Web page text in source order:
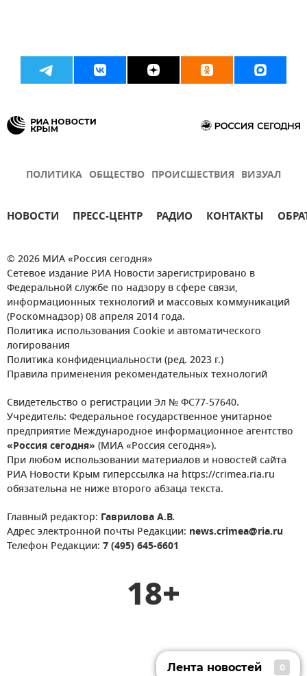
ПОЛИТИКА ОБЩЕСТВО ПРОИСШЕСТВИЯ ВИЗУАЛ
НОВОСТИ ПРЕСС-ЦЕНТР РАДИО КОНТАКТЫ
© 2026 МИА «Россия сегодня»
Сетевое издание РИА Новости зарегистрировано в
Федеральной службе по надзору в сфере связи,
информационных технологий и массовых коммуникаций
(Роскомнадзор) 08 апреля 2014 года.
Политика использования Cookie и автоматического
логирования
Политика конфиденциальности (ред. 2023 г.)
Правила применения рекомендательных технологий
Свидетельство о регистрации Эл № ФС77-57640.
Учредитель: Федеральное государственное унитарное
предприятие Международное информационное агентство
«Россия сегодня» (МИА «Россия сегодня»).
При любом использовании материалов и новостей сайта
РИА Новости Крым гиперссылка на https://crimea.ria.ru
обязательна не ниже второго абзаца текста.
Главный редактор: Гаврилова А.В.
Адрес электронной почты Редакции: news.crimea@ria.ru
Телефон Редакции: 7 (495) 645-6601
18+
Лента новостей 0